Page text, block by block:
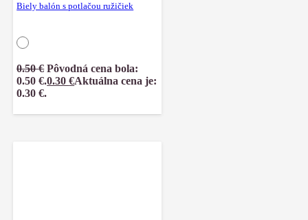
Biely balón s potlačou ružičiek
0.50€ Pôvodná cena bola:
0.50 €.0.30€Aktuálna cena je:
0.30 €.